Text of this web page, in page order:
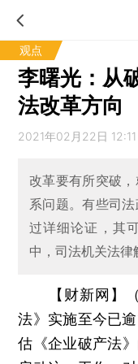
观点
李曙光：从
法改革方向
2021年02月22日 12:11
改革要有所突破
系问题。有些司
过详细论证，其
中，司法机关法律
【财新网】
法》实施至今已
估《企业破产法